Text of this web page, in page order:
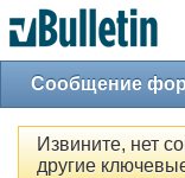
Сообщение
Извините, нет
другие